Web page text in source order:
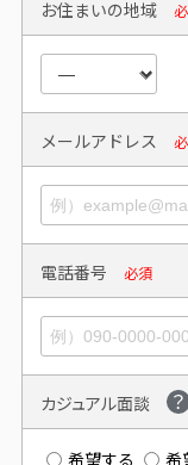
お住まいの地域
メールアドレス
電話番号 必須
カジュアル面談
希望する 希